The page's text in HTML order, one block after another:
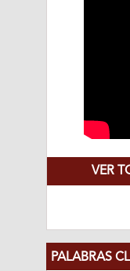
VER
PALABRAS